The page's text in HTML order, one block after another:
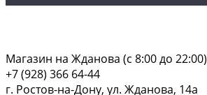
Магазин на Жданова (c 8:00 до 22:00)
+7 (928) 366 64-44
г. Ростов-на-Дону, ул. Жданова, 14а